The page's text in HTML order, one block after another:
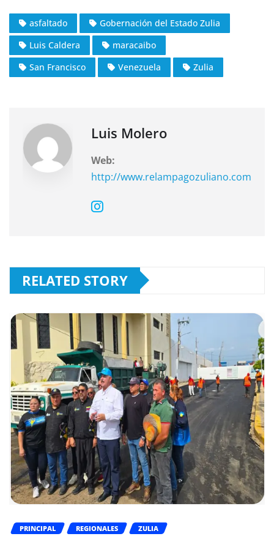
c
e
b
o
at
s
A
p
e
gr
a
m
asfaltado
Gobernación del Estado Zulia
Luis Caldera
maracaibo
San Francisco
Venezuela Zulia
Luis Molero
Web:
http://www.relampagozuliano.com
RELATED STORY
PRINCIPAL REGIONALES ZULIA